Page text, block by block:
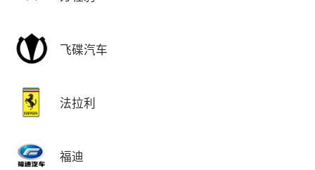
飞碟汽车
法拉利
福迪